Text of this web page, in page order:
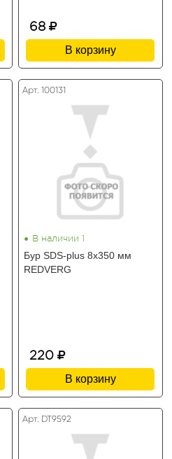
68
В корзину
Арт. 100131
• В наличии 1
Бур SDS-plus 8х350 мм
REDVERG
220
В корзину
Арт. DT9592